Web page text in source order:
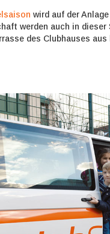
wird auf der
werden auch in
des Clubhauses